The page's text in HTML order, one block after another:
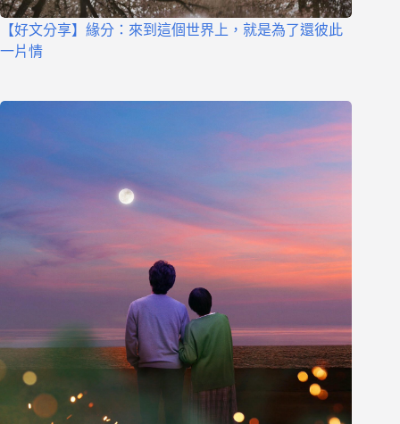
【好文分享】緣分：來到這個世界上，就是為了還彼此
一片情